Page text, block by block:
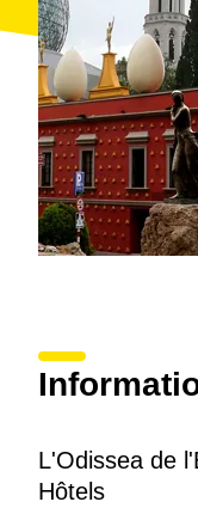
L'Odissea de
Hôtels